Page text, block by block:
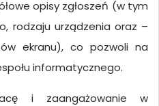
opisy zgłoszeń (w tym
rodzaju urządzenia oraz –
ekranu), co pozwoli na
informatycznego.
i zaangażowanie w